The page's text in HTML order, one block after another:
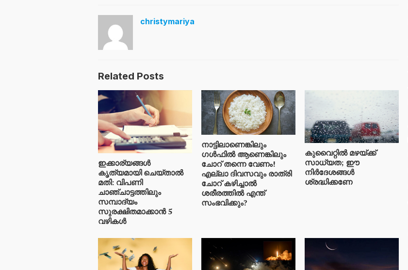
christymariya
Related Posts
ഇക്കാര്യങ്ങൾ
കൃത്യമായി ചെയ്താൽ
മതി: വിപണി
ചാഞ്ചാട്ടത്തിലും
സമ്പാദ്യം
സുരക്ഷിതമാക്കാൻ 5
വഴികൾ
നാട്ടിലാണെങ്കിലും ​
ഗൾഫിൽ ആണെങ്കിലും
ചോറ് തന്നെ വേണം!
എല്ലാ ദിവസവും രാത്രി
ചോറ് കഴിച്ചാൽ
ശരീരത്തിൽ എന്ത്
സംഭവിക്കും?
കുവൈറ്റിൽ മഴയ്ക്ക്
സാധ്യത; ഈ
നിർദേശങ്ങൾ
ശ്രദ്ധിക്കണേ